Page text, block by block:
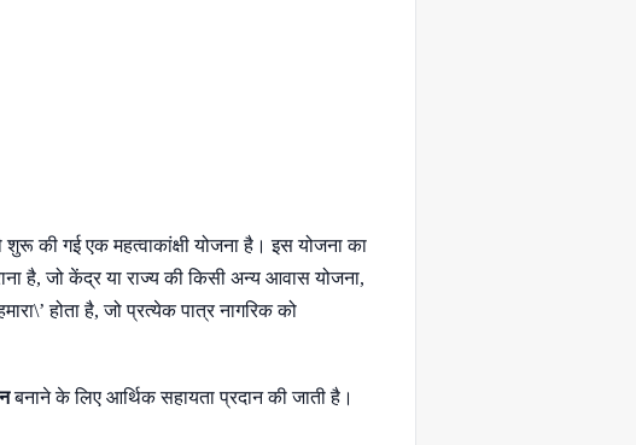
की गई एक महत्वाकांक्षी योजना है। इस योजना का
है, जो केंद्र या राज्य की किसी अन्य आवास योजना,
होता है, जो प्रत्येक पात्र नागरिक को
बनाने के लिए आर्थिक सहायता प्रदान की जाती है।